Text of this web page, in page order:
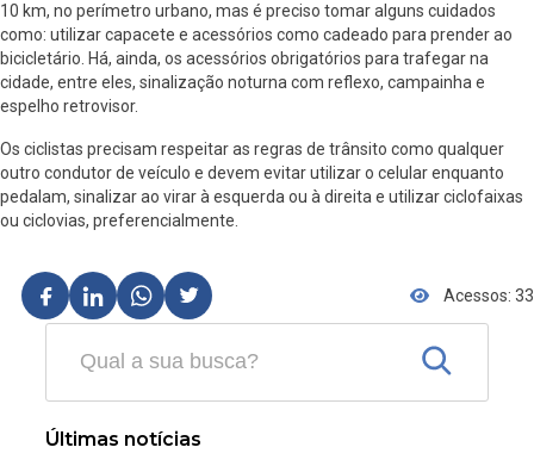
10 km, no perímetro urbano, mas é preciso tomar alguns cuidados
como: utilizar capacete e acessórios como cadeado para prender ao
bicicletário. Há, ainda, os acessórios obrigatórios para trafegar na
cidade, entre eles, sinalização noturna com reflexo, campainha e
espelho retrovisor.
Os ciclistas precisam respeitar as regras de trânsito como qualquer
outro condutor de veículo e devem evitar utilizar o celular enquanto
pedalam, sinalizar ao virar à esquerda ou à direita e utilizar ciclofaixas
ou ciclovias, preferencialmente.
Acessos: 33
Últimas notícias